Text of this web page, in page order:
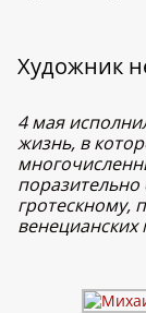
Художник
4 мая
жизнь, в
поразительно
гротескному,
венецианских